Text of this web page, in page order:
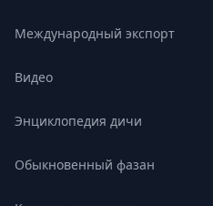
Международный экспорт
Видео
Энциклопедия дичи
Обыкновенный фазан